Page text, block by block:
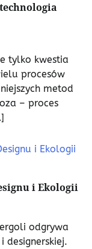
tylko kwestia
procesów
metod
– proces
i Ekologii
odgrywa